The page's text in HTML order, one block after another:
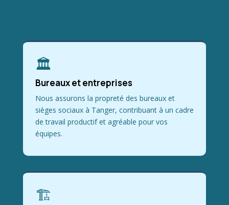
🏛
Bureaux et entreprises
Nous assurons la propreté des bureaux et
sièges sociaux à Tanger, contribuant à un cadre
de travail productif et agréable pour vos
équipes.
🏗